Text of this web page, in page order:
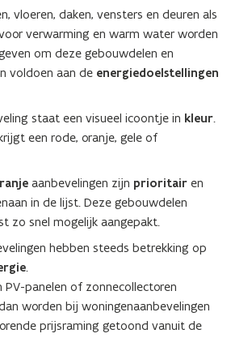
D
F
b
e
a
n
o
p
e
n
i
n
n
vloeren, daken, vensters en deuren als
verwarming en warm water worden
om deze gebouwdelen en
voldoen aan de energiedoelstellingen
staat een visueel icoontje in kleur.
een rode, oranje, gele of
aanbevelingen zijn prioritair en
in de lijst. Deze gebouwdelen
zo snel mogelijk aangepakt.
hebben steeds betrekking op
.
PV-panelen of zonnecollectoren
worden bij woningenaanbevelingen
prijsraming getoond vanuit de